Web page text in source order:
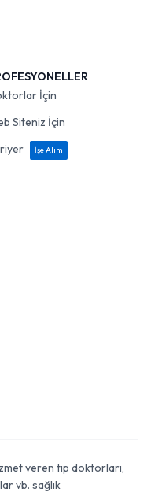
İçin
Siteniz İçin
İşe Alım
veren tıp doktorları,
vb. sağlık